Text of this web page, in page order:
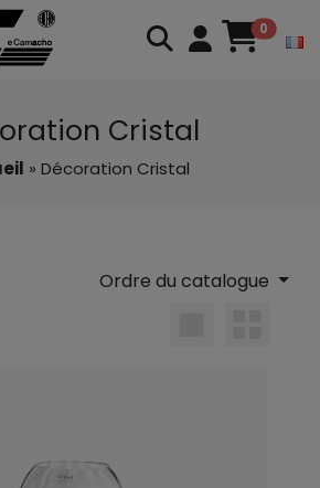
0
Cristal
» Décoration Cristal
Ordre du catalogue